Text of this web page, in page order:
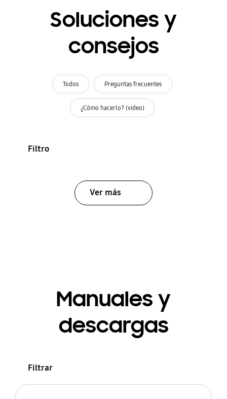
Soluciones y
consejos
Todos Preguntas frecuentes
¿Cómo hacerlo? (video)
Filtro
Ver más
Manuales y
descargas
Filtrar